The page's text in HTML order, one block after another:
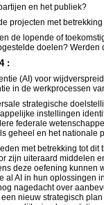
en het publiek?
projecten met
de lopende of
doelen? Werden
:
(AI) voor
in de werkprocessen
strategische
instellingen
federale
geheel en het nationale
met betrekking tot dit
zijn uiteraard middelen
deze oefening
al AI in hun oplossingen
nagedacht over
nieuw strategisch